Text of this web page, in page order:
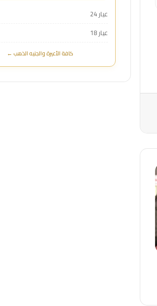
عيار 24
عيار 18
كافة الأعيرة والجنيه الذهب ←